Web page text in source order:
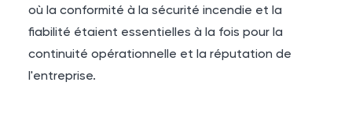
où la conformité à la sécurité incendie et la
fiabilité étaient essentielles à la fois pour la
continuité opérationnelle et la réputation de
l'entreprise.